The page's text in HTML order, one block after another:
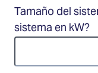
Tamaño del
sistema en kW?